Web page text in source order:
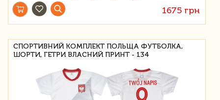
1675 грн
СПОРТИВНИЙ КОМПЛЕКТ ПОЛЬЩА ФУТБОЛКА,
ШОРТИ, ГЕТРИ ВЛАСНИЙ ПРИНТ - 134